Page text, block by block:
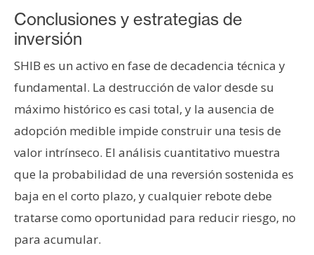
Conclusiones y estrategias de
inversión
SHIB es un activo en fase de decadencia técnica y
fundamental. La destrucción de valor desde su
máximo histórico es casi total, y la ausencia de
adopción medible impide construir una tesis de
valor intrínseco. El análisis cuantitativo muestra
que la probabilidad de una reversión sostenida es
baja en el corto plazo, y cualquier rebote debe
tratarse como oportunidad para reducir riesgo, no
para acumular.